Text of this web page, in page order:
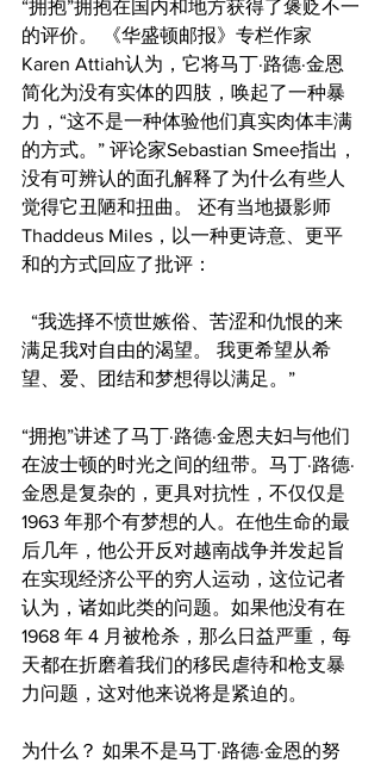
“拥抱”拥抱在国内和地方获得了褒贬不一
的评价。 《华盛顿邮报》专栏作家
Karen Attiah认为，它将马丁·路德·金恩
简化为没有实体的四肢，唤起了一种暴
力，“这不是一种体验他们真实肉体丰满
的方式。” 评论家Sebastian Smee指出，
没有可辨认的面孔解释了为什么有些人
觉得它丑陋和扭曲。 还有当地摄影师
Thaddeus Miles，以一种更诗意、更平
和的方式回应了批评：
“我选择不愤世嫉俗、苦涩和仇恨的来
满足我对自由的渴望。 我更希望从希
望、爱、团结和梦想得以满足。”
“拥抱”讲述了马丁·路德·金恩夫妇与他们
在波士顿的时光之间的纽带。马丁·路德·
金恩是复杂的，更具对抗性，不仅仅是
1963 年那个有梦想的人。在他生命的最
后几年，他公开反对越南战争并发起旨
在实现经济公平的穷人运动，这位记者
认为，诸如此类的问题。如果他没有在
1968 年 4 月被枪杀，那么日益严重，每
天都在折磨着我们的移民虐待和枪支暴
力问题，这对他来说将是紧迫的。
为什么？ 如果不是马丁·路德·金恩的努